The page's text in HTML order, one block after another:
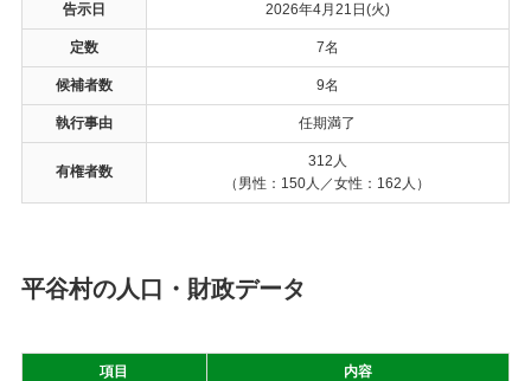
告示日 2026年4月21日(火)
定数 7名
候補者数 9名
執行事由 任期満了
有権者数
312人
（男性：150人／女性：162人）
平谷村の人口・財政データ
項目 内容